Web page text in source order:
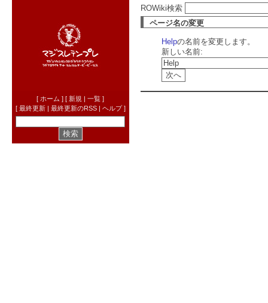
ROWiki検索
[ ホーム ] [ 新規 |一覧 ]
[ 最終更新| 最終更新のRSS| ヘルプ]
ページ名の変更
Helpの名前を変更します。
新しい名前: